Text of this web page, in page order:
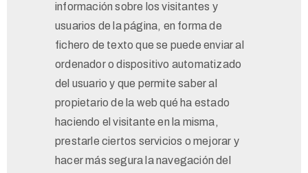
información sobre los visitantes y
usuarios de la página, en forma de
fichero de texto que se puede enviar al
ordenador o dispositivo automatizado
del usuario y que permite saber al
propietario de la web qué ha estado
haciendo el visitante en la misma,
prestarle ciertos servicios o mejorar y
hacer más segura la navegación del